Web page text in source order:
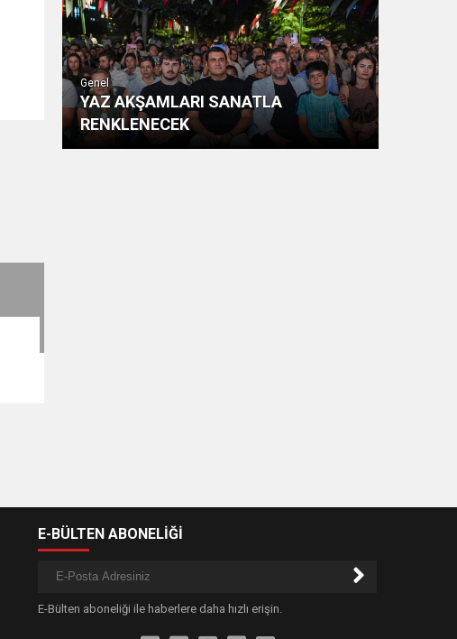
Genel
YAZ AKŞAMLARI SANATLA
RENKLENECEK
E-BÜLTEN ABONELİĞİ
E-Bülten aboneliği ile haberlere daha hızlı erişin.